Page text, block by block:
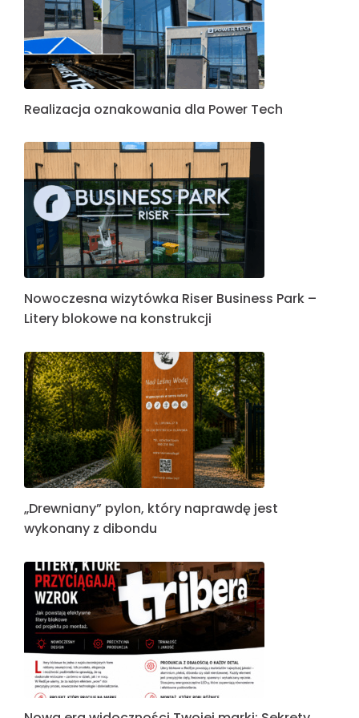
Realizacja oznakowania dla Power Tech
Nowoczesna wizytówka Riser Business Park –
Litery blokowe na konstrukcji
„Drewniany” pylon, który naprawdę jest
wykonany z dibondu